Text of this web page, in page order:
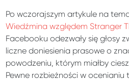
Po wczorajszym artykule na
Wiedźmina względem Stranger
Facebooku odezwały się głosy
liczne doniesienia prasowe o
powodzeniu, którym miałby
Pewne rozbieżności w